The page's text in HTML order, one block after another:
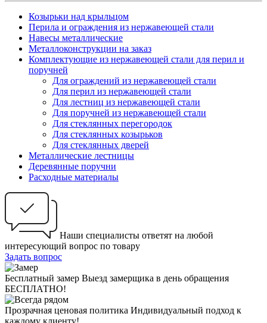
Козырьки над крыльцом
Перила и ограждения из нержавеющей стали
Навесы металлические
Металлоконструкции на заказ
Комплектующие из нержавеющей стали для перил и
поручней
Для ограждений из нержавеющей стали
Для перил из нержавеющей стали
Для лестниц из нержавеющей стали
Для поручней из нержавеющей стали
Для стеклянных перегородок
Для стеклянных козырьков
Для стеклянных дверей
Металлические лестницы
Деревянные поручни
Расходные материалы
Наши специалисты ответят на любой
интересующий вопрос по товару
Задать вопрос
Бесплатный замер Выезд замерщика в день обращения
БЕСПЛАТНО!
Прозрачная ценовая политика Индивидуальный подход к
каждому клиенту!